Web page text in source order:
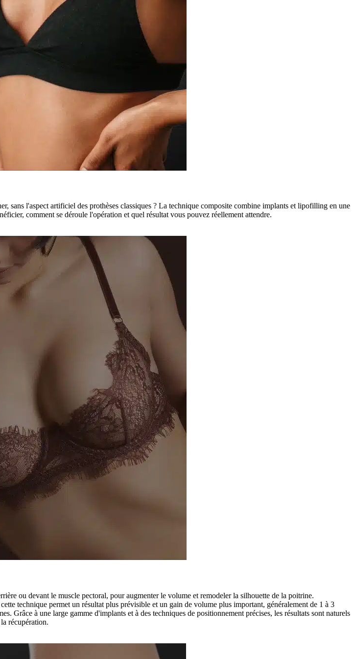
sans l'aspect artificiel des prothèses classiques ? La technique composite combine implants et lipofilling en une
comment se déroule l'opération et quel résultat vous pouvez réellement attendre.
ou devant le muscle pectoral, pour augmenter le volume et remodeler la silhouette de la poitrine.
technique permet un résultat plus prévisible et un gain de volume plus important, généralement de 1 à 3
Grâce à une large gamme d'implants et à des techniques de positionnement précises, les résultats sont naturels
récupération.